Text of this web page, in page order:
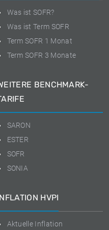
Was ist SOFR?
Was ist Term SOFR
Term SOFR 1 Monat
Term SOFR 3 Monate
BENCHMARK-
SARON
ESTER
SOFR
SONIA
HVPI
Aktuelle Inflation